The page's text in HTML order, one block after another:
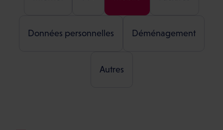
Données personnelles Déménagement
Autres